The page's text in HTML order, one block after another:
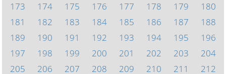
173
174 175 176 177 178 179
180
181
182 183 184 185 186 187
188
189
190 191 192 193 194 195
196
197
198 199 200 201 202 203
204
205
206 207 208 209 210 211
212